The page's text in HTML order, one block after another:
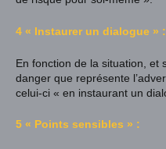
4 « Instaurer un dialogue » :
En fonction de la situation, et
danger que représente
celui-ci « en instaurant un
5 « Points sensibles » :